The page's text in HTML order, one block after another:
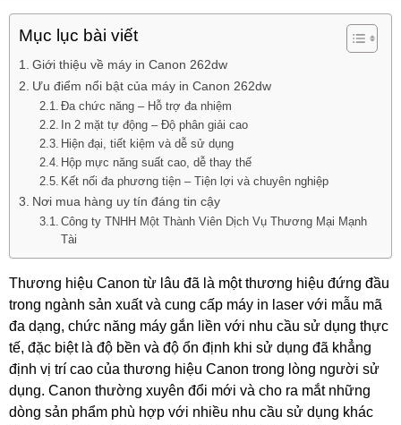
Mục lục bài viết
Giới thiệu về máy in Canon 262dw
Ưu điểm nổi bật của máy in Canon 262dw
Đa chức năng – Hỗ trợ đa nhiệm
In 2 mặt tự động – Độ phân giải cao
Hiện đại, tiết kiệm và dễ sử dụng
Hộp mực năng suất cao, dễ thay thế
Kết nối đa phương tiện – Tiện lợi và chuyên nghiệp
Nơi mua hàng uy tín đáng tin cậy
Công ty TNHH Một Thành Viên Dịch Vụ Thương Mại Mạnh
Tài
Thương hiệu Canon từ lâu đã là một thương hiệu đứng đầu
trong ngành sản xuất và cung cấp máy in laser với mẫu mã
đa dạng, chức năng máy gắn liền với nhu cầu sử dụng thực
tế, đặc biệt là độ bền và độ ổn định khi sử dụng đã khẳng
định vị trí cao của thương hiệu Canon trong lòng người sử
dụng. Canon thường xuyên đổi mới và cho ra mắt những
dòng sản phẩm phù hợp với nhiều nhu cầu sử dụng khác